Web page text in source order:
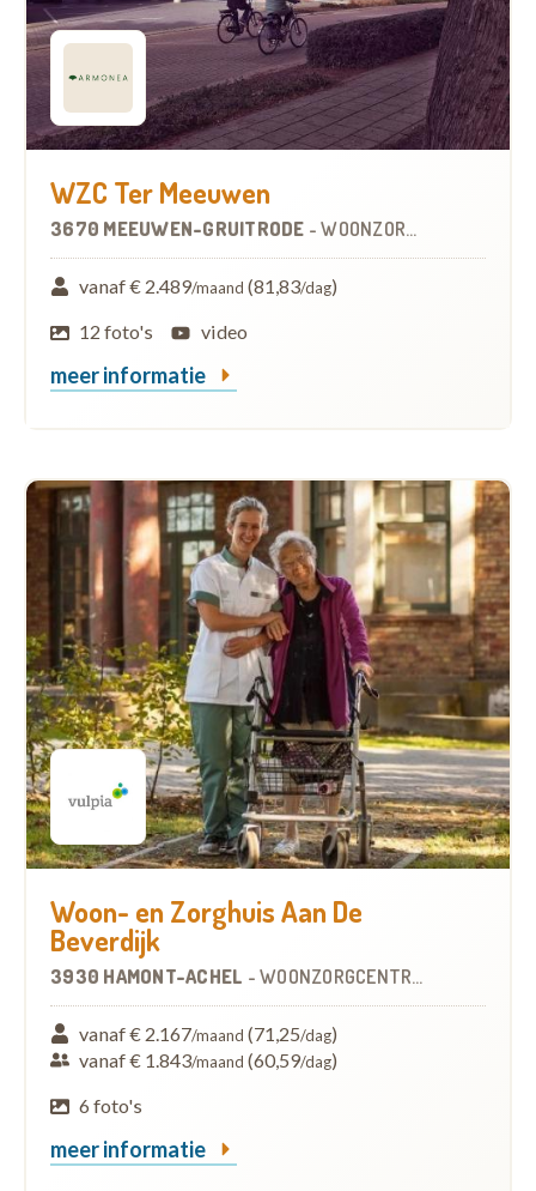
WZC Ter Meeuwen
3670 MEEUWEN-GRUITRODE -WOONZORGCENTRUM (WZC)
vanaf € 2.489/maand (81,83/dag)
12 foto's
video
meer informatie
Woon- en Zorghuis Aan De
Beverdijk
3930 HAMONT-ACHEL - WOONZORGCENTRUM (WZC)
vanaf € 2.167/maand (71,25/dag)
vanaf € 1.843/maand (60,59/dag)
6 foto's
meer informatie